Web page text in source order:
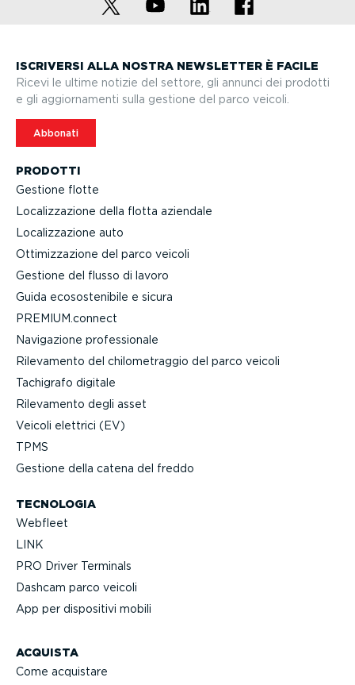
PRODOTTI
Gestione flotte
Localiz­za­zione della flotta aziendale
Localiz­za­zione auto
Ottimiz­za­zione del parco veicoli
Gestione del flusso di lavoro
Guida ecoso­ste­nibile e sicura
PREMIUM.connect
Navigazione profes­sionale
Rilevamento del chilo­me­traggio del parco veicoli
Tachigrafo digitale
Rilevamento degli asset
Veicoli elettrici (EV)
TPMS
Gestione della catena del freddo
TECNOLOGIA
Webfleet
LINK
PRO Driver Terminals
Dashcam parco veicoli
App per dispositivi mobili
ACQUISTA
Come acquistare
ISCRIVERSI ALLA NOSTRA NEWSLETTER È FACILE
Ricevi le ultime notizie del settore, gli annunci dei prodotti
e gli aggior­na­menti sulla gestione del parco veicoli.
Abbonati